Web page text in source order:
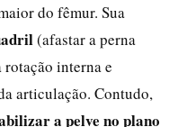
do fêmur. Sua
(afastar a perna
rotação interna e
articulação. Contudo,
a pelve no plano